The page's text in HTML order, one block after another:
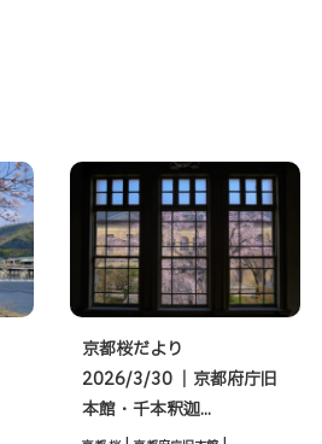
京都桜だより
2026/3/30 ｜京都府庁旧
本館・千本釈迦...